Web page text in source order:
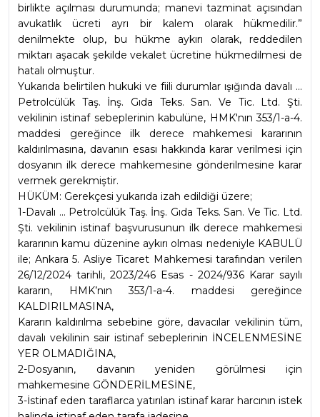
birlikte açılması durumunda; manevi tazminat açısından
avukatlık ücreti ayrı bir kalem olarak hükmedilir.”
denilmekte olup, bu hükme aykırı olarak, reddedilen
miktarı aşacak şekilde vekalet ücretine hükmedilmesi de
hatalı olmuştur.
Yukarıda belirtilen hukuki ve fiili durumlar ışığında davalı ...
Petrolcülük Taş. İnş. Gıda Teks. San. Ve Tic. Ltd. Şti.
vekilinin istinaf sebeplerinin kabulüne, HMK'nın 353/1-a-4.
maddesi gereğince ilk derece mahkemesi kararının
kaldırılmasına, davanın esası hakkında karar verilmesi için
dosyanın ilk derece mahkemesine gönderilmesine karar
vermek gerekmiştir.
HÜKÜM: Gerekçesi yukarıda izah edildiği üzere;
1-Davalı ... Petrolcülük Taş. İnş. Gıda Teks. San. Ve Tic. Ltd.
Şti. vekilinin istinaf başvurusunun ilk derece mahkemesi
kararının kamu düzenine aykırı olması nedeniyle KABULÜ
ile; Ankara 5. Asliye Ticaret Mahkemesi tarafından verilen
26/12/2024 tarihli, 2023/246 Esas - 2024/936 Karar sayılı
kararın, HMK’nın 353/1-a-4. maddesi gereğince
KALDIRILMASINA,
Kararın kaldırılma sebebine göre, davacılar vekilinin tüm,
davalı vekilinin sair istinaf sebeplerinin İNCELENMESİNE
YER OLMADIĞINA,
2-Dosyanın, davanın yeniden görülmesi için
mahkemesine GÖNDERİLMESİNE,
3-İstinaf eden taraflarca yatırılan istinaf karar harcının istek